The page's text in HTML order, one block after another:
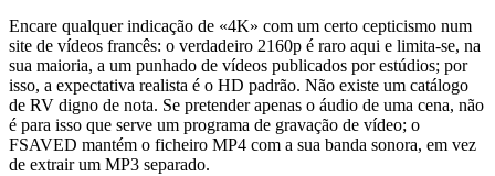
Encare qualquer indicação de «4K» com um certo cepticismo num
site de vídeos francês: o verdadeiro 2160p é raro aqui e limita-se, na
sua maioria, a um punhado de vídeos publicados por estúdios; por
isso, a expectativa realista é o HD padrão. Não existe um catálogo
de RV digno de nota. Se pretender apenas o áudio de uma cena, não
é para isso que serve um programa de gravação de vídeo; o
FSAVED mantém o ficheiro MP4 com a sua banda sonora, em vez
de extrair um MP3 separado.